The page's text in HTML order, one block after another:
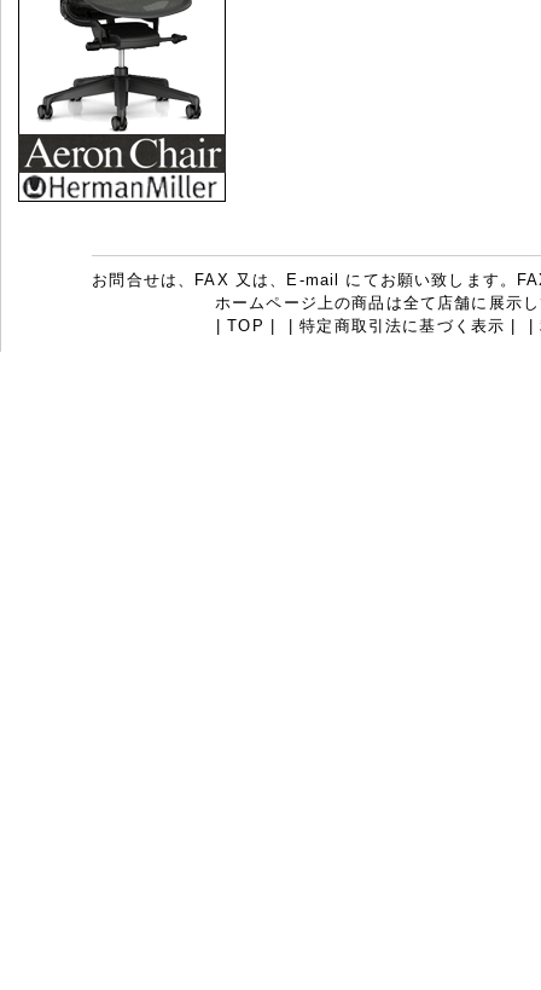
お問合せは、FAX 又は、E-mail にてお願い致します。
ホームページ上の商品は全て店舗に展示
|TOP |特定商取引法に基づく表示 |